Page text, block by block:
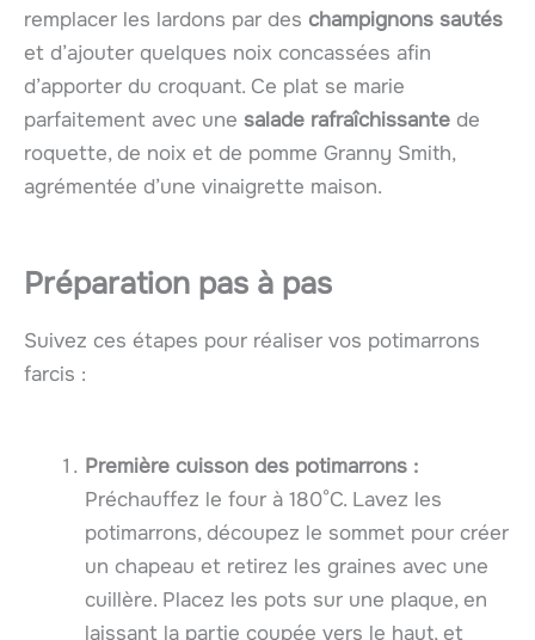
remplacer les lardons par des champignons sautés
et d’ajouter quelques noix concassées afin
d’apporter du croquant. Ce plat se marie
parfaitement avec une salade rafraîchissante de
roquette, de noix et de pomme Granny Smith,
agrémentée d’une vinaigrette maison.
Préparation pas à pas
Suivez ces étapes pour réaliser vos potimarrons
farcis :
Première cuisson des potimarrons :
Préchauffez le four à 180°C. Lavez les
potimarrons, découpez le sommet pour créer
un chapeau et retirez les graines avec une
cuillère. Placez les pots sur une plaque, en
laissant la partie coupée vers le haut, et